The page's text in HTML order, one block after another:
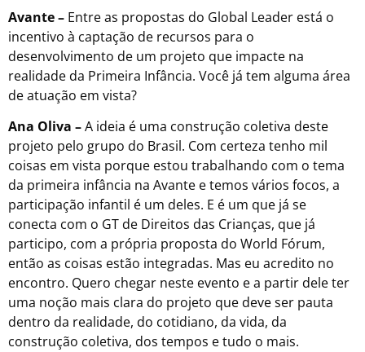
Avante – Entre as propostas do Global Leader está o
incentivo à captação de recursos para o
desenvolvimento de um projeto que impacte na
realidade da Primeira Infância. Você já tem alguma área
de atuação em vista?
Ana Oliva –A ideia é uma construção coletiva deste
projeto pelo grupo do Brasil. Com certeza tenho mil
coisas em vista porque estou trabalhando com o tema
da primeira infância na Avante e temos vários focos, a
participação infantil é um deles. E é um que já se
conecta com o GT de Direitos das Crianças, que já
participo, com a própria proposta do World Fórum,
então as coisas estão integradas. Mas eu acredito no
encontro. Quero chegar neste evento e a partir dele ter
uma noção mais clara do projeto que deve ser pauta
dentro da realidade, do cotidiano, da vida, da
construção coletiva, dos tempos e tudo o mais.